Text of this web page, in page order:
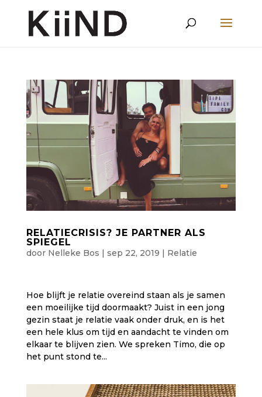
RELATIECRISIS? JE PARTNER ALS
SPIEGEL
door Nelleke Bos | sep 22, 2019 | Relatie
Hoe blijft je relatie overeind staan als je samen
een moeilijke tijd doormaakt? Juist in een jong
gezin staat je relatie vaak onder druk, en is het
een hele klus om tijd en aandacht te vinden om
elkaar te blijven zien. We spreken Timo, die op
het punt stond te...